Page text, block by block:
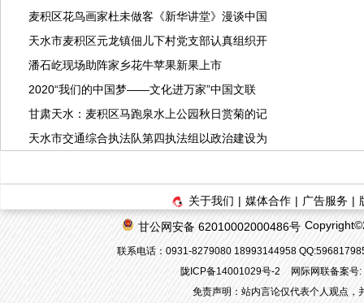
麦积区花鸟画家杜未做客《新华讲堂》漫谈中国
天水市麦积区元龙镇佃儿下村党支部认真组织开
潘石屹现场助阵家乡花牛苹果新果上市
2020“我们的中国梦——文化进万家”中国文联
甘肃天水：麦积区马跑泉水上公园秋日赏菊的记
天水市交通综合执法队第四执法组以政治建设为
关于我们 | 媒体合作 | 广告服务 |
甘公网安备 62010002000486号
联系电话：0931-8279080 18993144958
陇ICP备14001029号-2
网际网联备案
免责声明：站内言论仅代表个人观点，